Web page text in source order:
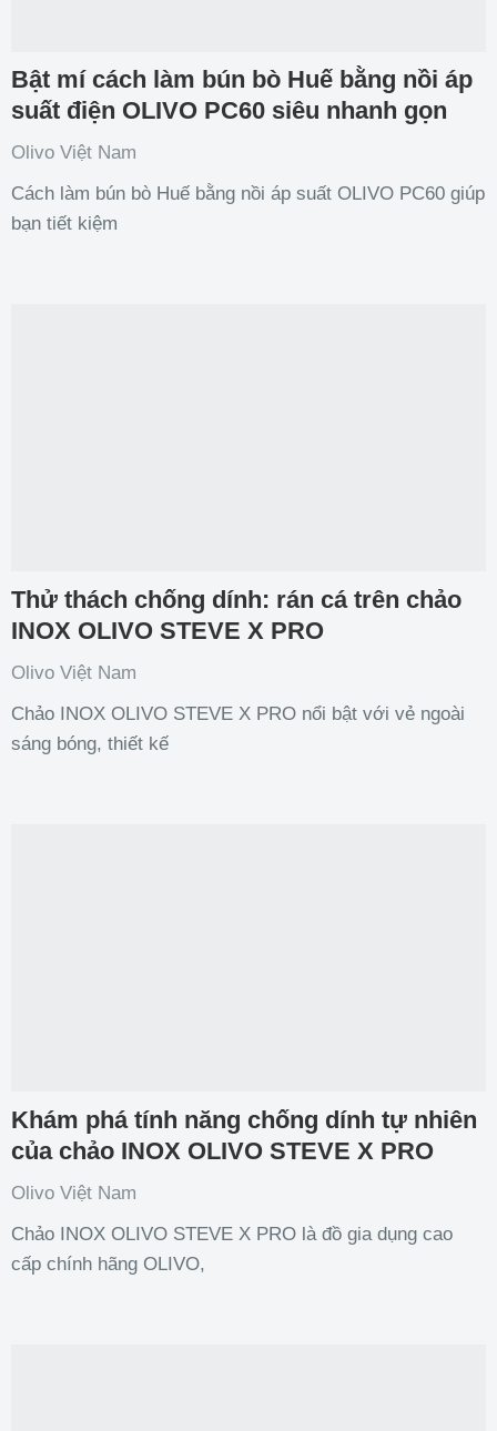
Bật mí cách làm bún bò Huế bằng nồi áp
suất điện OLIVO PC60 siêu nhanh gọn
Olivo Việt Nam
Cách làm bún bò Huế bằng nồi áp suất OLIVO PC60 giúp
bạn tiết kiệm
Thử thách chống dính: rán cá trên chảo
INOX OLIVO STEVE X PRO
Olivo Việt Nam
Chảo INOX OLIVO STEVE X PRO nổi bật với vẻ ngoài
sáng bóng, thiết kế
Khám phá tính năng chống dính tự nhiên
của chảo INOX OLIVO STEVE X PRO
Olivo Việt Nam
Chảo INOX OLIVO STEVE X PRO là đồ gia dụng cao
cấp chính hãng OLIVO,